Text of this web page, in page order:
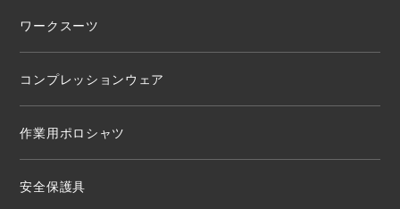
ワークスーツ
コンプレッションウェア
作業用ポロシャツ
安全保護具